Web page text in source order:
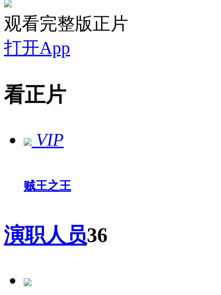
观看完整版正片
打开App
看正片
VIP
贼王之王
演职人员36